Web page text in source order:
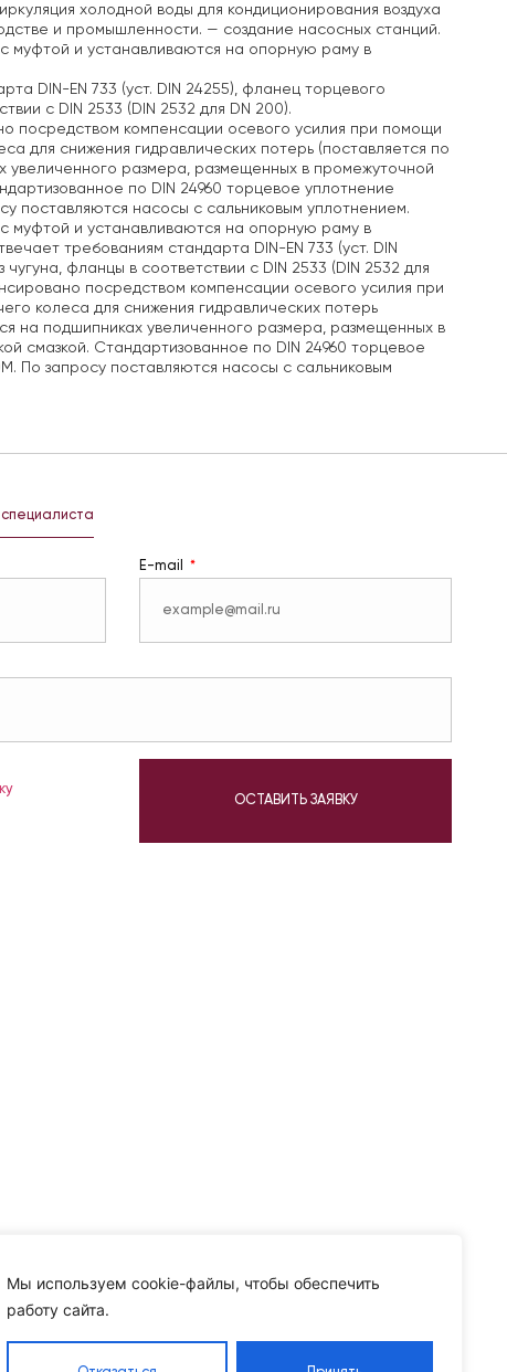
Мы используем cookie-файлы, чтобы обеспечить
работу сайта.
холодной воды для кондиционирования воздуха
и промышленности. — создание насосных станций.
муфтой и устанавливаются на опорную раму в
DIN-EN 733 (уст. DIN 24255), фланец торцевого
с DIN 2533 (DIN 2532 для DN 200).
посредством компенсации осевого усилия при помощи
для снижения гидравлических потерь (поставляется по
размера, размещенных в промежуточной
по DIN 24960 торцевое уплотнение
поставляются насосы с сальниковым уплотнением.
муфтой и устанавливаются на опорную раму в
требованиям стандарта DIN-EN 733 (уст. DIN
фланцы в соответствии с DIN 2533 (DIN 2532 для
посредством компенсации осевого усилия при
колеса для снижения гидравлических потерь
на подшипниках увеличенного размера, размещенных в
смазкой. Стандартизованное по DIN 24960 торцевое
По запросу поставляются насосы с сальниковым
специалиста
E-mail
ОСТАВИТЬ ЗАЯВКУ